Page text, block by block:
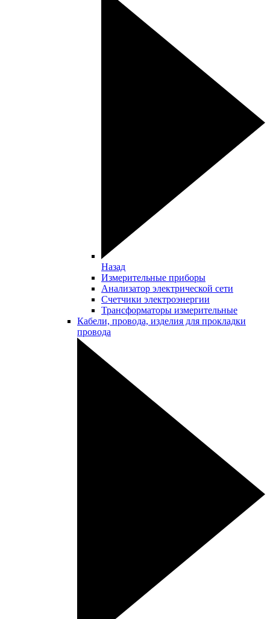
Назад
Измерительные приборы
Анализатор электрической сети
Счетчики электроэнергии
Трансформаторы измерительные
Кабели, провода, изделия для прокладки
провода